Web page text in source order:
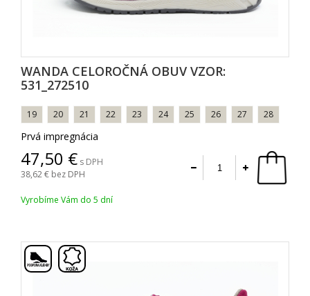
WANDA CELOROČNÁ OBUV VZOR:
531_272510
19 20 21 22 23 24 25 26 27 28
Prvá impregnácia
47,50
s DPH
38,62 bez DPH
Vyrobíme Vám do 5 dní